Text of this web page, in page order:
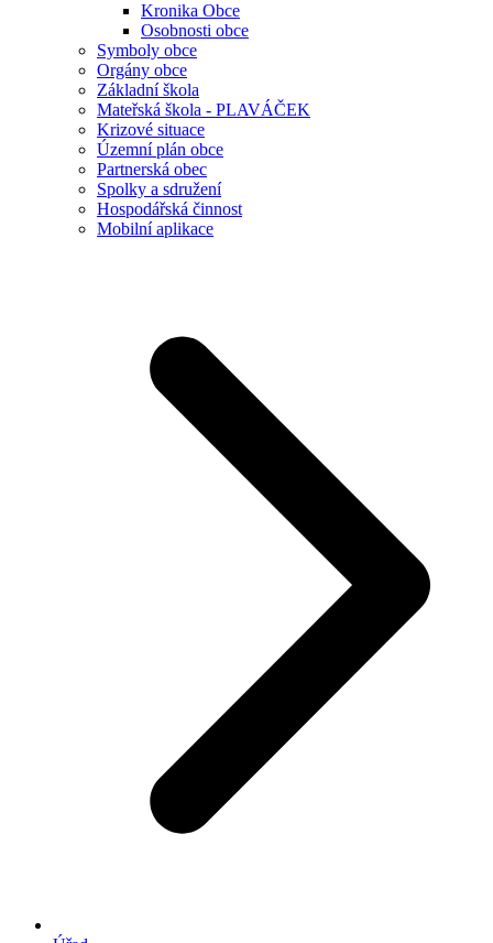
Kronika Obce
Osobnosti obce
Symboly obce
Orgány obce
Základní škola
Mateřská škola - PLAVÁČEK
Krizové situace
Územní plán obce
Partnerská obec
Spolky a sdružení
Hospodářská činnost
Mobilní aplikace